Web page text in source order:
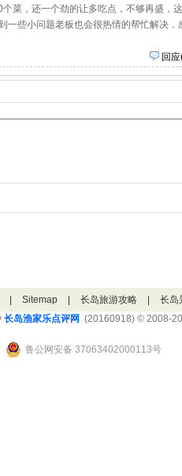
菜，还一个劲的让多吃点，不够再盛，
一些小问题老板也会很热情的帮忙解决
回应
Sitemap 长岛旅游攻略 长岛
长岛渔家乐点评网 (20160918) © 2008-
鲁公网安备 37063402000113号